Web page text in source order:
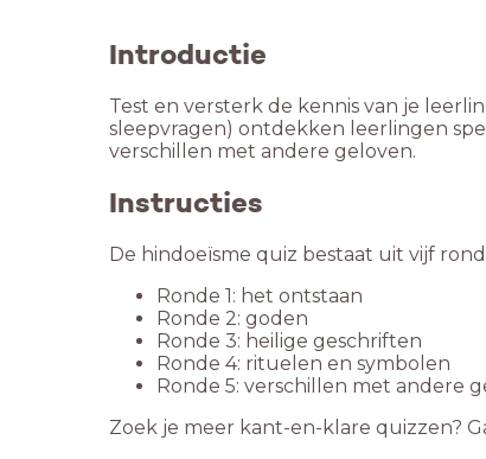
Introductie
Test en versterk de kennis van je
sleepvragen) ontdekken leerlingen
verschillen met andere geloven.
Instructies
De hindoeïsme quiz bestaat uit vijf
Ronde 1: het ontstaan
Ronde 2: goden
Ronde 3: heilige geschriften
Ronde 4: rituelen en symbolen
Ronde 5: verschillen met andere
Zoek je meer kant-en-klare quizzen?